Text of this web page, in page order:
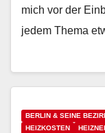
mich vor der
jedem Thema
BERLIN & SEINE
HEIZKOSTEN